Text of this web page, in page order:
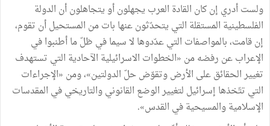
ولستأدري إنكان القادة العرب يجهلونأويتجاهلونأن الدولة
الفلسطينية المستقلة التي يتحدّثونعنها باتمن المستحيلأن تقوم،
إنقامت،بالمواصفات التيعدّدوها لاسيمافي ظلّماأطنبوافي
الإعرابعن رفضهمن «الخطوات الاسرائيلية الآحادية التي تستهدف
تغييرالحقائقعلى الأرضوتقوّضحلّ الدولتين»،ومن «الإجراءات
التي تتّخذها إسرائيل لتغييرالوضع القانونيوالتاريخيفي المقدسات
الإسلاميةوالمسيحيةفي القدس»
.